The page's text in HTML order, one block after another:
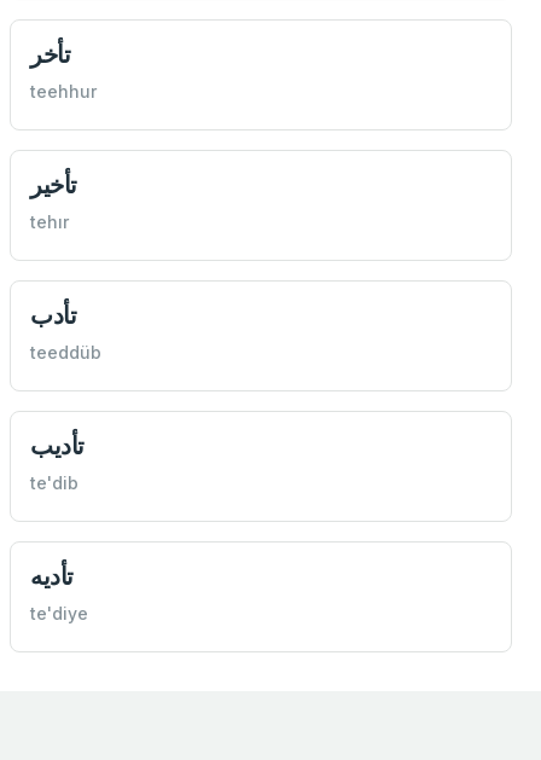
تأخر
teehhur
تأخير
tehır
تأدب
teeddüb
تأديب
te'dib
تأديه
te'diye